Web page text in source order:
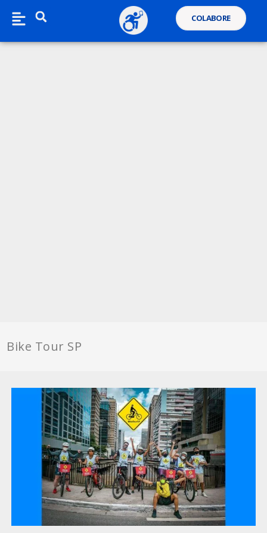
COLABORE
Bike Tour SP